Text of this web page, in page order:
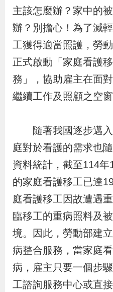
布
為
服
務
專
區
線
申
辦
宣
導
主該怎麼辦？家中的
辦？別擔心！為了減
工獲得適當照護，勞
正式啟動「家庭看護
務」，協助雇主在面
繼續工作及照顧之空
隨著我國逐步邁入
庭對於看護的需求也
資料統計，截至114
的家庭看護移工已達
庭看護移工因故遭遇
臨移工的重病照料及
境。因此，勞動部建
病整合服務，當家庭
病，雇主只要一個步
工諮詢服務中心或直